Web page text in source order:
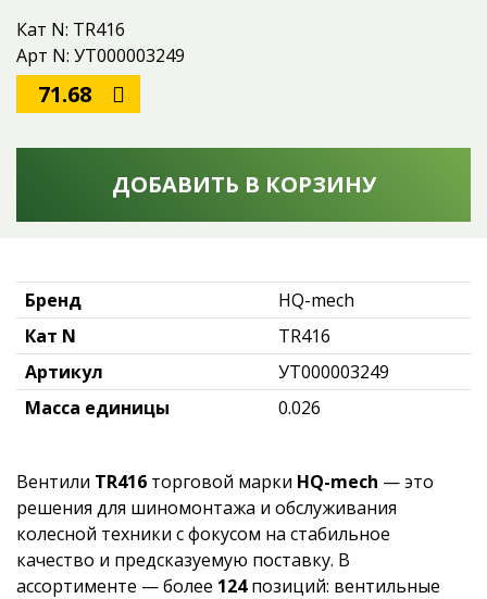
Кат N: TR416
Арт N: УТ000003249
71.68
ДОБАВИТЬ В КОРЗИНУ
Бренд
HQ-mech
Кат N
TR416
Артикул
УТ000003249
Масса единицы
0.026
Вентили TR416 торговой марки HQ-mech — это
решения для шиномонтажа и обслуживания
колесной техники с фокусом на стабильное
качество и предсказуемую поставку. В
ассортименте — более 124позиций: вентильные